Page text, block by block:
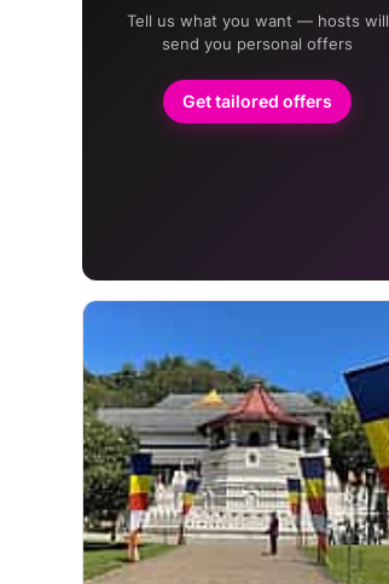
Tell us what you want — hosts will
send you personal offers
Get tailored offers